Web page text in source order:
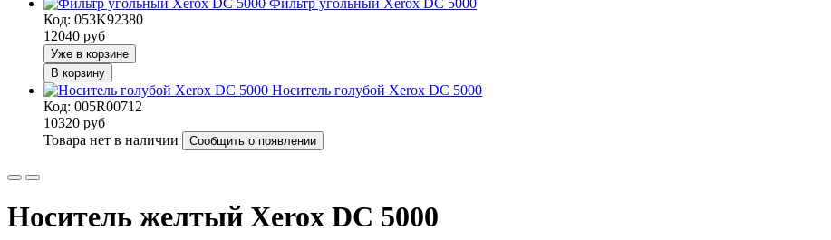
Код: 053K92380
12040 руб
Уже в корзине
В корзину
Носитель голубой Xerox DC 5000
Код: 005R00712
10320 руб
Товара нет в наличии
Сообщить о появлении
Носитель желтый Xerox DC 5000